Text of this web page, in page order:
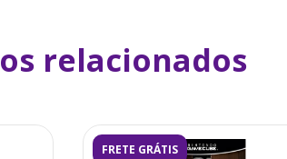
relacionados
FRETE GRÁTIS